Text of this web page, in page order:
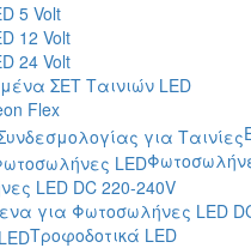
5 Volt
12 Volt
24 Volt
ΣΕΤ Ταινιών LED
Flex
LED DC 220-240V
για Φωτοσωλήνες LED
Τροφοδοτικά LED